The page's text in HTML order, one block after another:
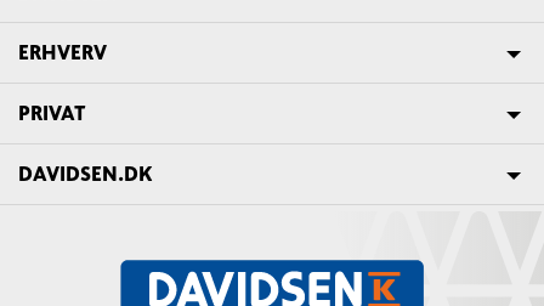
ERHVERV
PRIVAT
DAVIDSEN.DK